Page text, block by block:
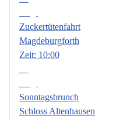
Zuckertütenfahrt
Magdeburgforth
Zeit: 10:00
Sonntagsbrunch
Schloss Altenhausen